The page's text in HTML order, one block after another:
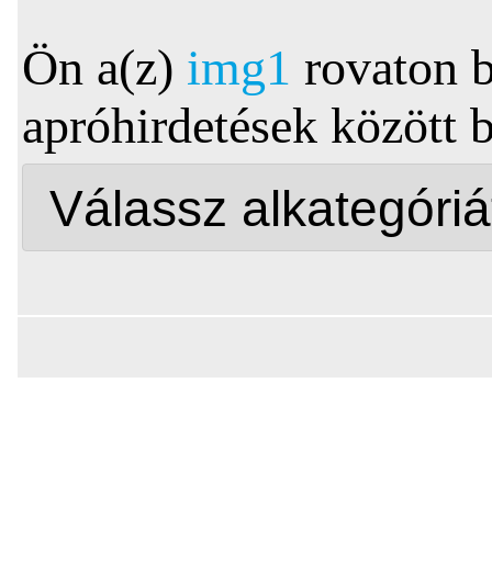
Ön a(z) img1 rovaton
apróhirdetések között